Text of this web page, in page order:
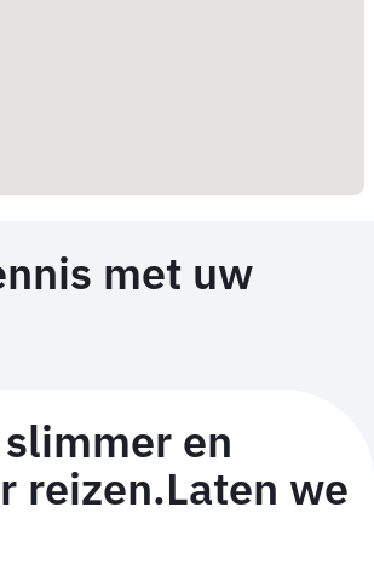
met uw
en
reizen.Laten we